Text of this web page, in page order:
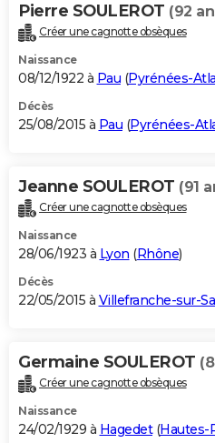
Pierre SOULEROT (92
Créer une cagnotte obsèques
Naissance
08/12/1922 à Pau (Pyrénées-
Décès
25/08/2015 à Pau (Pyrénées-
Jeanne SOULEROT (91
Créer une cagnotte obsèques
Naissance
28/06/1923 à Lyon (Rhône)
Décès
22/05/2015 à Villefranche-sur-
Germaine SOULEROT
Créer une cagnotte obsèques
Naissance
24/02/1929 à Hagedet(Hautes-